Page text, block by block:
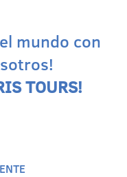
mundo con
TOURS!